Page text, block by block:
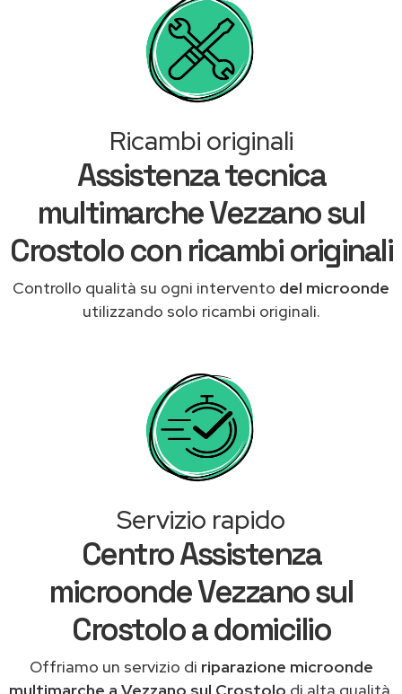
Ricambi originali
Assistenza tecnica
multimarche Vezzano sul
Crostolo con ricambi originali
Controllo qualità su ogni intervento del microonde
utilizzando solo ricambi originali.
Servizio rapido
Centro Assistenza
microonde Vezzano sul
Crostolo a domicilio
Offriamo un servizio di riparazione microonde
multimarche a Vezzano sul Crostolo di alta qualità,